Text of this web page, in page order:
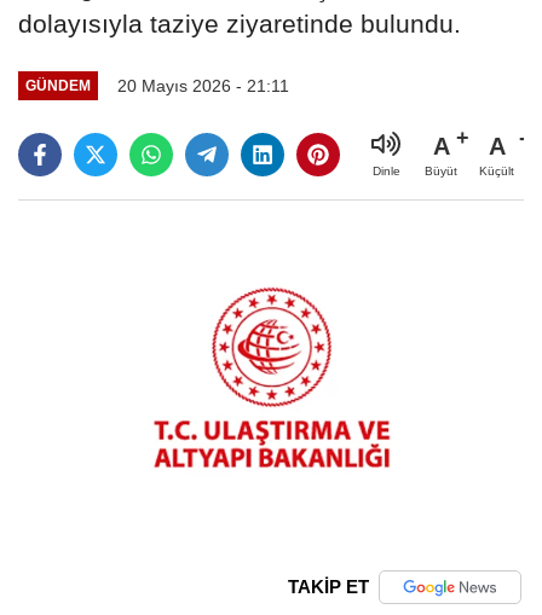
dolayısıyla taziye ziyaretinde bulundu.
GÜNDEM 20 Mayıs 2026 - 21:11
Dinle
A
Büyüt
A
Küçült
TAKİP ET